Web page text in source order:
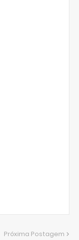
Próxima Postagem